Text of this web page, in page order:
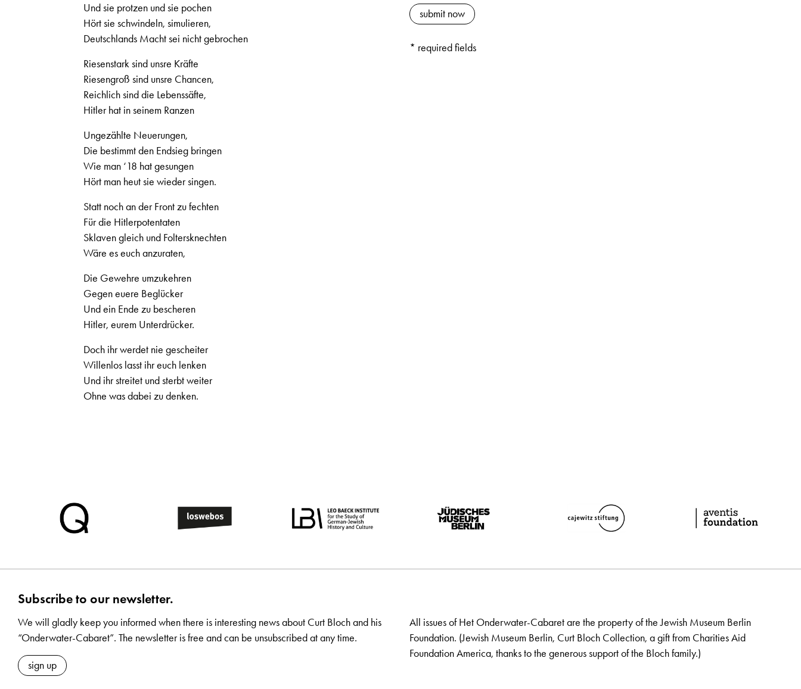
Und sie protzen und sie pochen
Hört sie schwindeln, simulieren,
Deutschlands Macht sei nicht gebrochen
Riesenstark sind unsre Kräfte
Riesengroß sind unsre Chancen,
Reichlich sind die Lebenssäfte,
Hitler hat in seinem Ranzen
Ungezählte Neuerungen,
Die bestimmt den Endsieg bringen
Wie man ‘18 hat gesungen
Hört man heut sie wieder singen.
Statt noch an der Front zu fechten
Für die Hitlerpotentaten
Sklaven gleich und Foltersknechten
Wäre es euch anzuraten,
Die Gewehre umzukehren
Gegen euere Beglücker
Und ein Ende zu bescheren
Hitler, eurem Unterdrücker.
Doch ihr werdet nie gescheiter
Willenlos lasst ihr euch lenken
Und ihr streitet und sterbt weiter
Ohne was dabei zu denken.
* required fields
Subscribe to our newsletter.
We will gladly keep you informed when there is interesting news about Curt Bloch and his
“Onderwater-Cabaret”. The newsletter is free and can be unsubscribed at any time.
sign up
All issues of Het Onderwater-Cabaret are the property of the Jewish Museum Berlin
Foundation. (Jewish Museum Berlin, Curt Bloch Collection, a gift from Charities Aid
Foundation America, thanks to the generous support of the Bloch family.)